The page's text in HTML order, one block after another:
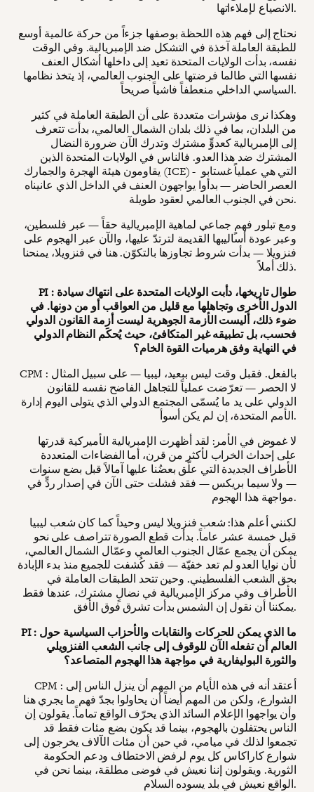
الانصياع لإملاءاتها.
نحتاج إلى فهم هذه اللحظة بوصفها جزءاً من حركة عالمية أوسع
للطبقة العاملة آخذة في التشكل ضد الإمبريالية. وفي الوقت
نفسه، بدأت الولايات المتحدة تعيد إلى داخلها أشكال العنف
نفسها التي طالما فرضتها على الجنوب العالمي، إذ يتخذ نظامها
السياسي الداخلي منعطفاً فاشياً صريحاً.
وهكذا نرى مؤشرات متعددة على أن الطبقة العاملة في كثير
من البلدان، بما في ذلك بلدان الشمال العالمي، بدأت تتعرف
إلى الإمبريالية كعدوٍّ مشترك وتدرك الآن ضرورة النضال
المشترك ضد هذا العدو. فالناس في الولايات المتحدة الذين
يقاومون هيئة الهجرة والجمارك (ICE) - التي هي عملياً غستابو
العصر الحاضر — بدأوا يواجهون العنف في الداخل الذي عانيناه
نحن في الجنوب العالمي لعقود طويلة.
ومع تبلور فهمٍ جماعي لماهية الإمبريالية حقاً — عبر فلسطين،
وعبر عودة أساليبها القديمة لترتدّ عليها، والآن عبر الهجوم على
فنزويلا — بدأت شروط تجاوزها بالتكوّن. هنا في فنزويلا، يمنحنا
ذلك أملاً.
PI : طوال تاريخها، دأبت الولايات المتحدة على انتهاك سيادة
الدول الأخرى وتجاهلها مع قليل من العواقب أو من دونها. في
ضوء ذلك، أليست الأزمة الجوهرية ليست أزمة القانون الدولي
فحسب، بل تطبيقه غير المتكافئ، حيث يُحكَم النظام الدولي
في النهاية وفق هرميات القوة الخام؟
CPM : بالفعل. فقبل وقت ليس ببعيد، ليبيا — على سبيل المثال
لا الحصر — تعرّضت عملياً للتجاهل الفاضح نفسه للقانون
الدولي على يد ما يُسمّى المجتمع الدولي الذي يتولى اليوم إدارة
الأمم المتحدة، إن لم يكن أسوأ.
لا غموض في الأمر: لقد أظهرت الإمبريالية الأميركية قدرتها
على إحداث الخراب لأكثر من قرن، أما الفضاءات المتعددة
الأطراف الجديدة التي علّق بعضُنا عليها آمالاً قبل بضع سنوات
— ولا سيما بريكس — فقد فشلت حتى الآن في إصدار ردٍّ في
مواجهة هذا الهجوم.
لكنني أعلم هذا: شعب فنزويلا ليس وحيداً كما كان شعب ليبيا
قبل خمسة عشر عاماً. بدأت قطع الصورة تتراصف على نحو
يمكن أن يجمع عمّال الجنوب العالمي وعمّال الشمال العالمي،
لأن نوايا العدو لم تعد خفيّة — فقد كُشفت للجميع منذ بدء الإبادة
بحق الشعب الفلسطيني. وحين تتحد الطبقات العاملة في
الأطراف وفي مركز الإمبريالية في نضالٍ مشترك، عندها فقط
يمكننا أن نقول إن الشمس بدأت تشرق فوق الأفق.
PI : ما الذي يمكن للحركات والنقابات والأحزاب السياسية حول
العالم أن تفعله الآن للوقوف إلى جانب الشعب الفنزويلي
والثورة البوليفارية في مواجهة هذا الهجوم المتصاعد؟
CPM : أعتقد أنه في هذه الأيام من المهم أن ينزل الناس إلى
الشوارع، ولكن من المهم أيضاً أن يحاولوا بجدّ فهم ما يجري هنا
وأن يواجهوا الإعلام السائد الذي يحرّف الواقع تماماً. يقولون إن
الناس يحتفلون بالهجوم، بينما قد يكون بضع مئات فقط قد
تجمعوا لذلك في ميامي، في حين أن مئات الآلاف يخرجون إلى
شوارع كاراكاس كل يوم لرفض الاختطاف ودعم الحكومة
الثورية. ويقولون إننا نعيش في فوضى مطلقة، بينما نحن في
الواقع نعيش في بلد يسوده السلام.